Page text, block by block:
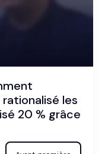
les
20 % grâce